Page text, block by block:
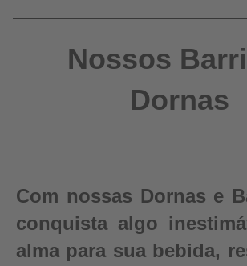
Nossos
Dornas
Com nossas Dornas e
conquista algo
alma para sua bebida,